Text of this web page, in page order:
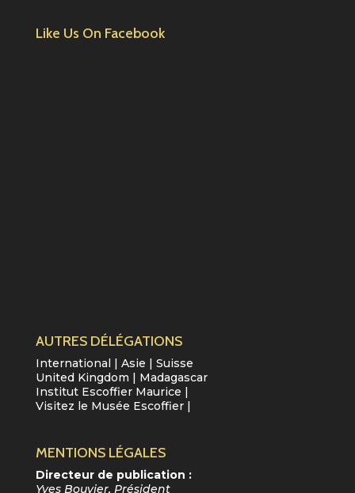
Like Us On Facebook
AUTRES DÉLÉGATIONS
International | Asie | Suisse
United Kingdom | Madagascar
Institut Escoffier Maurice |
Visitez le Musée Escoffier|
MENTIONS LÉGALES
Directeur de publication :
Yves Bouvier, Président